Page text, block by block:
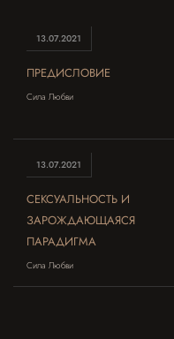
13.07.2021
ПРЕДИСЛОВИЕ
Сила Любви
13.07.2021
СЕКСУАЛЬНОСТЬ И
ЗАРОЖДАЮЩАЯСЯ
ПАРАДИГМА
Сила Любви